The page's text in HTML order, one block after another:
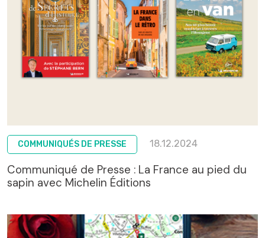
COMMUNIQUÉS DE PRESSE 18.12.2024
Communiqué de Presse : La France au pied du
sapin avec Michelin Éditions